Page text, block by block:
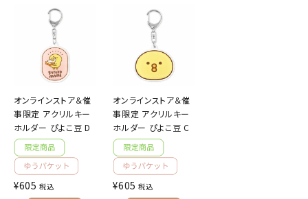
オンラインストア＆催
事限定 アクリルキー
ホルダー ぴよこ豆 D
¥605 税込
オンラインストア＆催
事限定 アクリルキー
ホルダー ぴよこ豆 C
¥605 税込